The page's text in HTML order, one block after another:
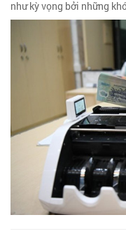
như kỳ vọng bởi những